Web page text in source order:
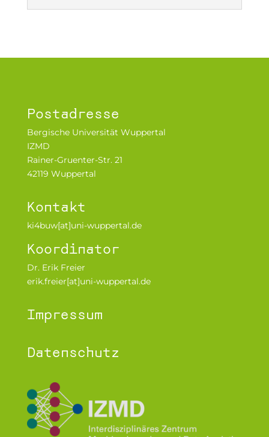
Postadresse
Bergische Universität Wuppertal
IZMD
Rainer-Gruenter-Str. 21
42119 Wuppertal
Kontakt
ki4buw[at]uni-wuppertal.de
Koordinator
Dr. Erik Freier
erik.freier[at]uni-wuppertal.de
Impressum
Datenschutz